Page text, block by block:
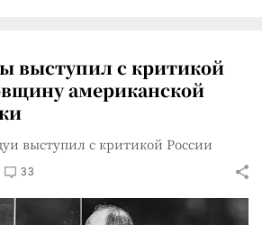
выступил с критикой
американской
выступил с критикой России
33